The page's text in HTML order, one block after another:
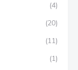
(4)
(20)
(11)
(1)